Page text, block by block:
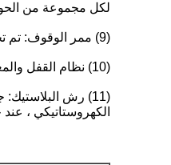
لكل مجموعة من
(9) ممر الوقوف: تم تجهيز كل طابق بخطوة على شكل صندوق (المركبة هي نفسها الموجودة على سطح الحامل).
(10) نظام القفل والمعالجة: يستخدم نظام القفل معدات في زاوية العمود وهو مصمم لمنع العربة من الحركة.
(11) رش
الكهروستاتيكي ، عند حوالي 190 درجة لمدة 20 دقيقة.يتم تحديد اللون